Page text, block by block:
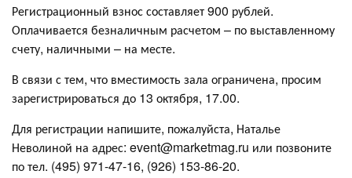
Регистрационный взнос составляет 900 рублей.
Оплачивается безналичным расчетом – по выставленному
счету, наличными – на месте.
В связи с тем, что вместимость зала ограничена, просим
зарегистрироваться до 13 октября, 17.00.
Для регистрации напишите, пожалуйста, Наталье
Неволиной на адрес: event@marketmag.ru или позвоните
по тел. (495) 971-47-16, (926) 153-86-20.